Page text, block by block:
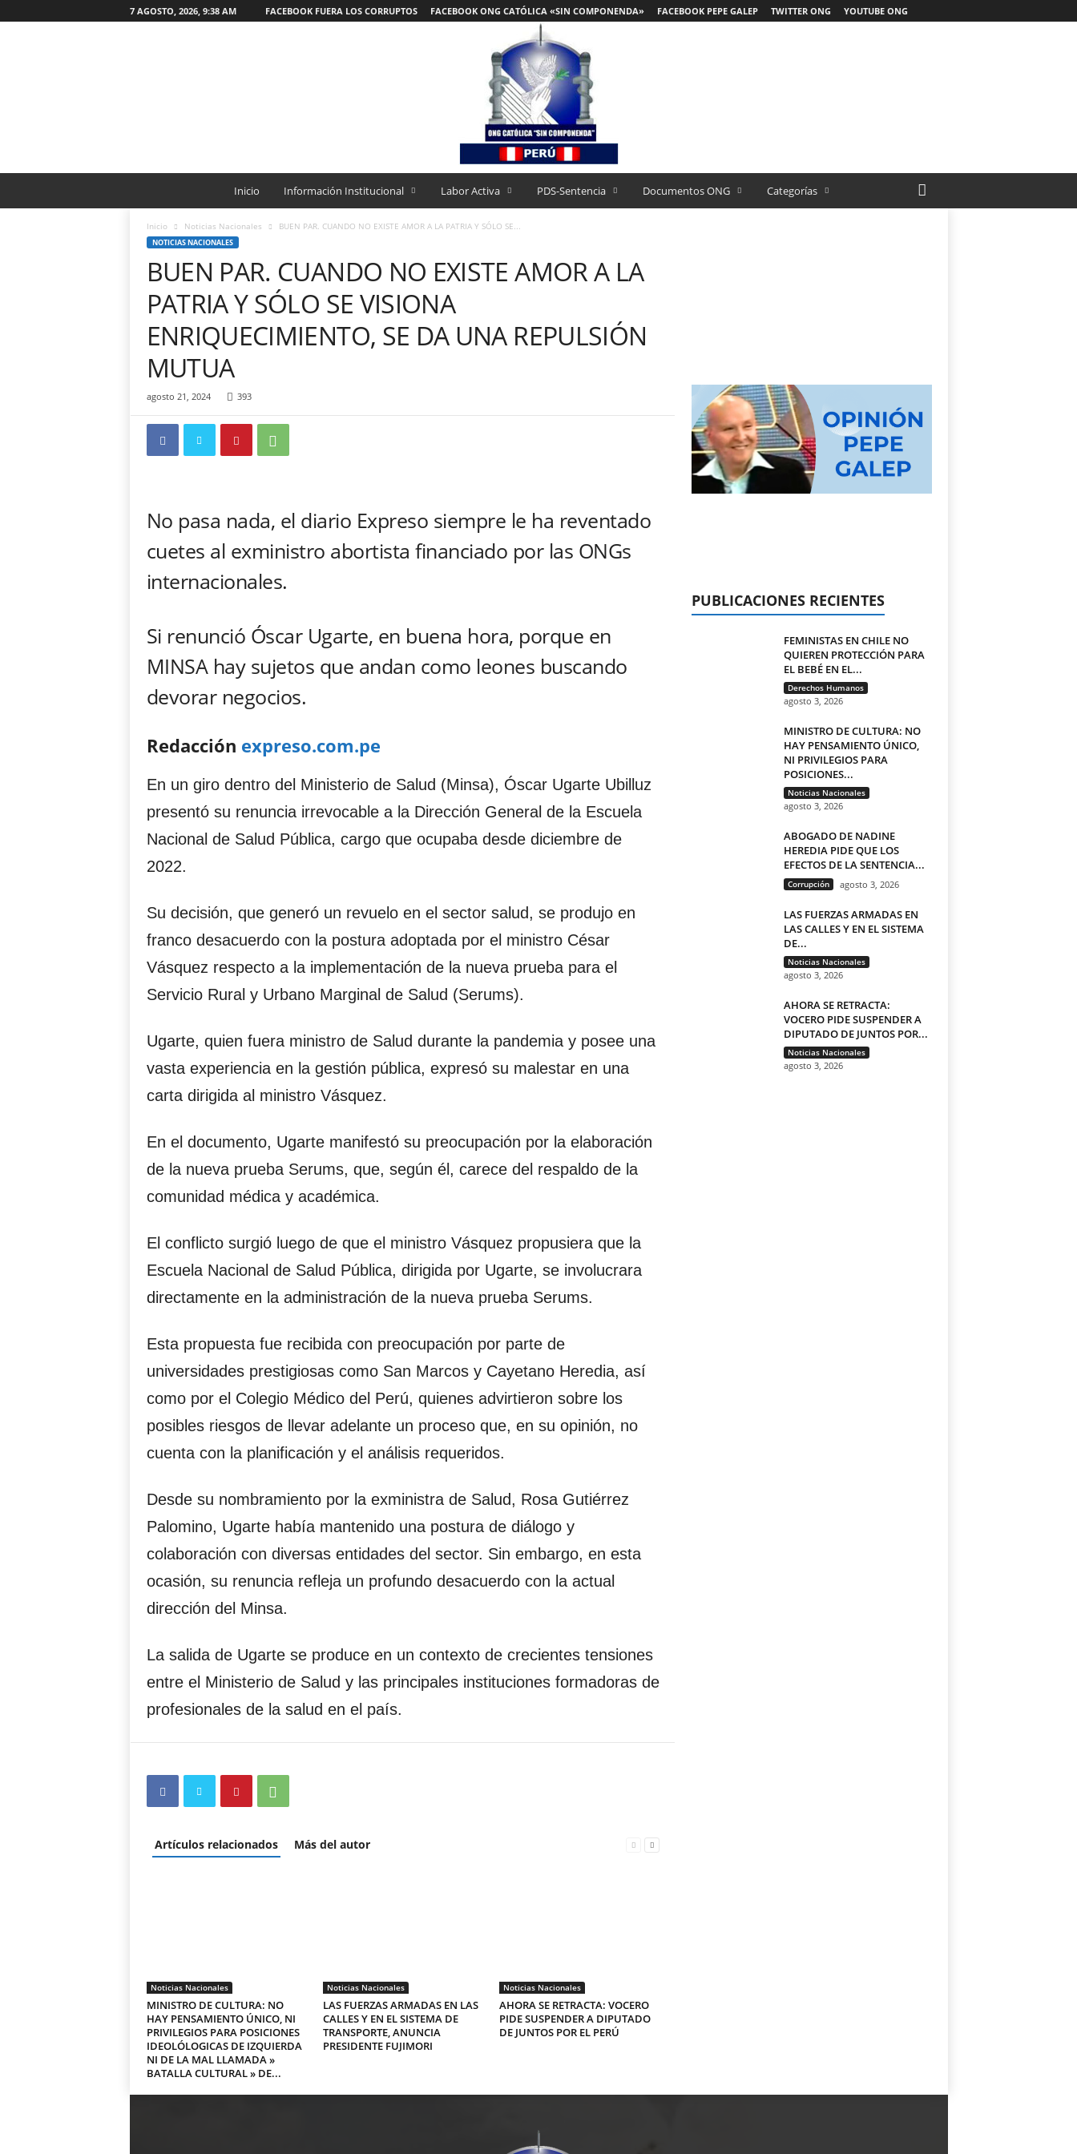
7 AGOSTO, 2026, 9:38 AM FACEBOOK FUERA LOS CORRUPTOS FACEBOOK ONG CATÓLICA «SIN COMPONENDA» FACEBOOK PEPE GALEP TWITTER ONG YOUTUBE ONG
W
b
Inicio Información Institucional Labor Activa PDS-Sentencia Documentos ONG Categorías
Inicio Noticias Nacionales BUEN PAR. CUANDO NO EXISTE AMOR A LA PATRIA Y SÓLO SE...
NOTICIAS NACIONALES
BUEN PAR. CUANDO NO EXISTE AMOR A LA
PATRIA Y SÓLO SE VISIONA
ENRIQUECIMIENTO, SE DA UNA REPULSIÓN
MUTUA
agosto 21, 2024 393
No pasa nada, el diario Expreso siempre le ha reventado
cuetes al exministro abortista financiado por las ONGs
internacionales.
Si renunció Óscar Ugarte, en buena hora, porque en
MINSA hay sujetos que andan como leones buscando
devorar negocios.
Redacción expreso.com.pe
En un giro dentro del Ministerio de Salud (Minsa), Óscar Ugarte Ubilluz
presentó su renuncia irrevocable a la Dirección General de la Escuela
Nacional de Salud Pública, cargo que ocupaba desde diciembre de
2022.
Su decisión, que generó un revuelo en el sector salud, se produjo en
franco desacuerdo con la postura adoptada por el ministro César
Vásquez respecto a la implementación de la nueva prueba para el
Servicio Rural y Urbano Marginal de Salud (Serums).
Ugarte, quien fuera ministro de Salud durante la pandemia y posee una
vasta experiencia en la gestión pública, expresó su malestar en una
carta dirigida al ministro Vásquez.
En el documento, Ugarte manifestó su preocupación por la elaboración
de la nueva prueba Serums, que, según él, carece del respaldo de la
comunidad médica y académica.
El conflicto surgió luego de que el ministro Vásquez propusiera que la
Escuela Nacional de Salud Pública, dirigida por Ugarte, se involucrara
directamente en la administración de la nueva prueba Serums.
Esta propuesta fue recibida con preocupación por parte de
universidades prestigiosas como San Marcos y Cayetano Heredia, así
como por el Colegio Médico del Perú, quienes advirtieron sobre los
posibles riesgos de llevar adelante un proceso que, en su opinión, no
cuenta con la planificación y el análisis requeridos.
Desde su nombramiento por la exministra de Salud, Rosa Gutiérrez
Palomino, Ugarte había mantenido una postura de diálogo y
colaboración con diversas entidades del sector. Sin embargo, en esta
ocasión, su renuncia refleja un profundo desacuerdo con la actual
dirección del Minsa.
La salida de Ugarte se produce en un contexto de crecientes tensiones
entre el Ministerio de Salud y las principales instituciones formadoras de
profesionales de la salud en el país.
Artículos relacionados Más del autor
Noticias Nacionales
MINISTRO DE CULTURA: NO
HAY PENSAMIENTO ÚNICO, NI
PRIVILEGIOS PARA POSICIONES
IDEOLÓLOGICAS DE IZQUIERDA
NI DE LA MAL LLAMADA »
BATALLA CULTURAL » DE...
Noticias Nacionales
LAS FUERZAS ARMADAS EN LAS
CALLES Y EN EL SISTEMA DE
TRANSPORTE, ANUNCIA
PRESIDENTE FUJIMORI
Noticias Nacionales
AHORA SE RETRACTA: VOCERO
PIDE SUSPENDER A DIPUTADO
DE JUNTOS POR EL PERÚ
PUBLICACIONES RECIENTES
FEMINISTAS EN CHILE NO
QUIEREN PROTECCIÓN PARA
EL BEBÉ EN EL...
Derechos Humanos
agosto 3, 2026
MINISTRO DE CULTURA: NO
HAY PENSAMIENTO ÚNICO,
NI PRIVILEGIOS PARA
POSICIONES...
Noticias Nacionales
agosto 3, 2026
ABOGADO DE NADINE
HEREDIA PIDE QUE LOS
EFECTOS DE LA SENTENCIA...
Corrupción agosto 3, 2026
LAS FUERZAS ARMADAS EN
LAS CALLES Y EN EL SISTEMA
DE...
Noticias Nacionales
agosto 3, 2026
AHORA SE RETRACTA:
VOCERO PIDE SUSPENDER A
DIPUTADO DE JUNTOS POR...
Noticias Nacionales
agosto 3, 2026